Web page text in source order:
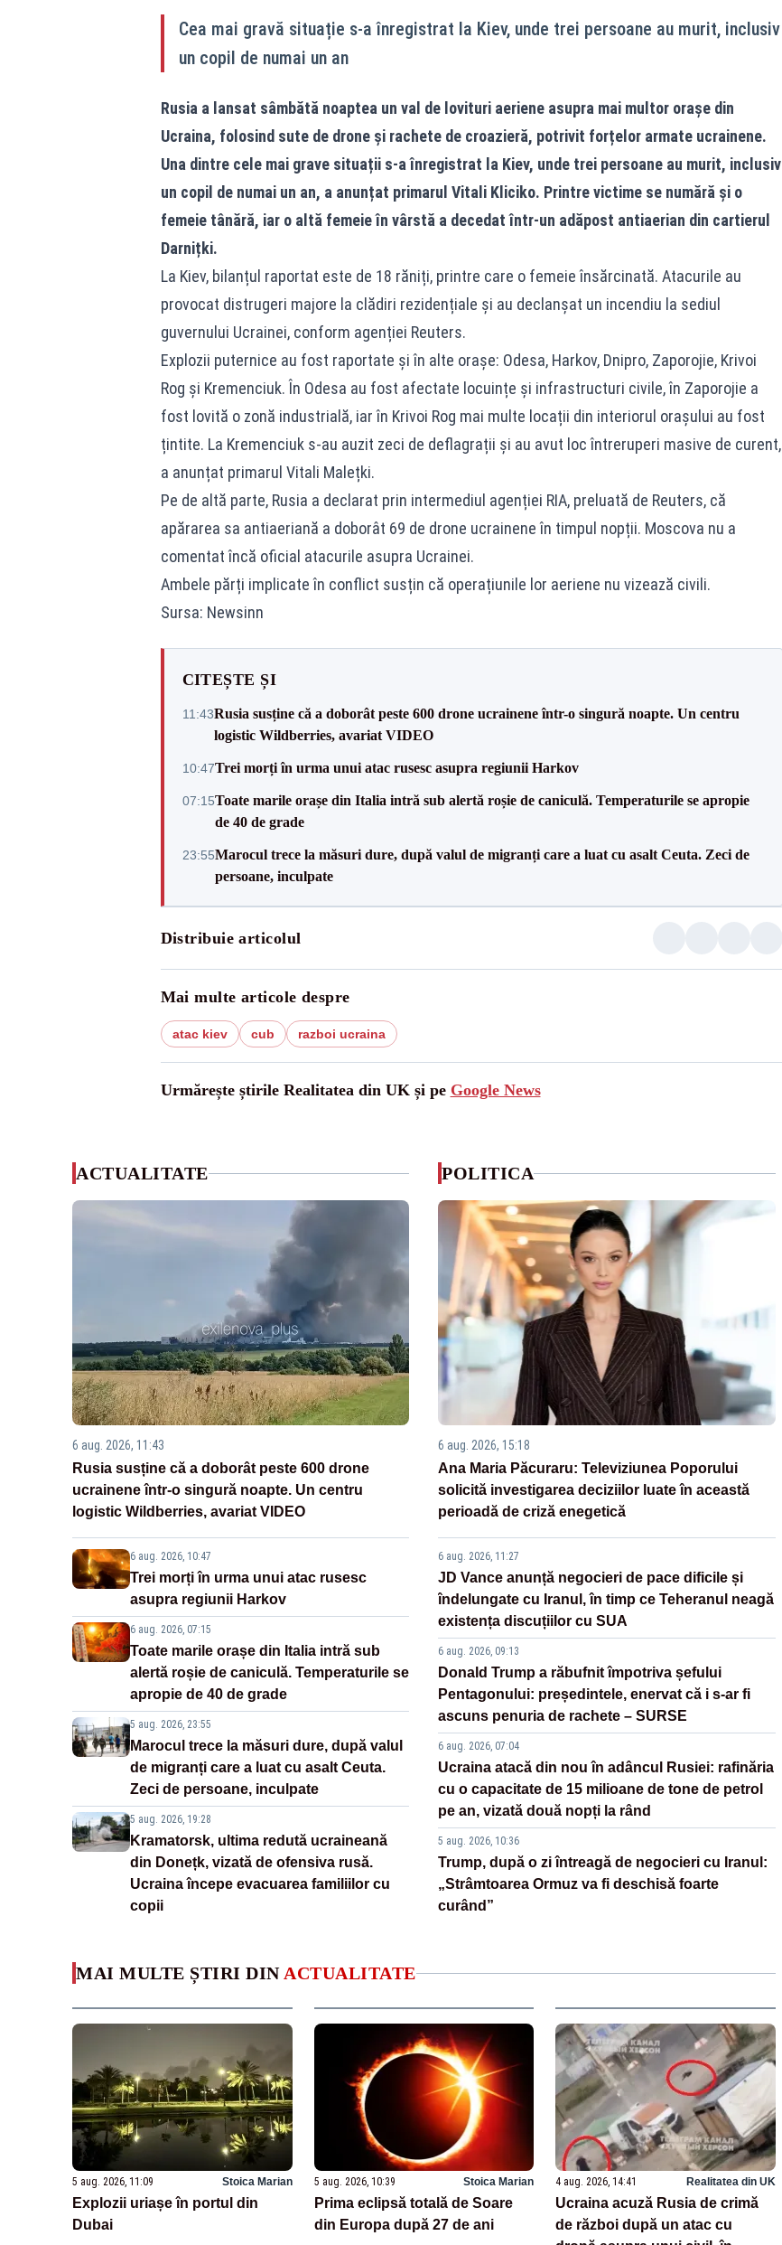
Cea mai gravă situație s-a înregistrat la Kiev, unde trei persoane au murit, inclusiv
un copil de numai un an
Rusia a lansat sâmbătă noaptea un val de lovituri aeriene asupra mai multor orașe din
Ucraina, folosind sute de drone și rachete de croazieră, potrivit forțelor armate ucrainene.
Una dintre cele mai grave situații s-a înregistrat la Kiev, unde trei persoane au murit, inclusiv
un copil de numai un an, a anunțat primarul Vitali Kliciko. Printre victime se numără și o
femeie tânără, iar o altă femeie în vârstă a decedat într-un adăpost antiaerian din cartierul
Darnițki.
La Kiev, bilanțul raportat este de 18 răniți, printre care o femeie însărcinată. Atacurile au
provocat distrugeri majore la clădiri rezidențiale și au declanșat un incendiu la sediul
guvernului Ucrainei, conform agenției Reuters.
Explozii puternice au fost raportate și în alte orașe: Odesa, Harkov, Dnipro, Zaporojie, Krivoi
Rog și Kremenciuk. În Odesa au fost afectate locuințe și infrastructuri civile, în Zaporojie a
fost lovită o zonă industrială, iar în Krivoi Rog mai multe locații din interiorul orașului au fost
țintite. La Kremenciuk s-au auzit zeci de deflagrații și au avut loc întreruperi masive de curent,
a anunțat primarul Vitali Malețki.
Pe de altă parte, Rusia a declarat prin intermediul agenției RIA, preluată de Reuters, că
apărarea sa antiaeriană a doborât 69 de drone ucrainene în timpul nopții. Moscova nu a
comentat încă oficial atacurile asupra Ucrainei.
Ambele părți implicate în conflict susțin că operațiunile lor aeriene nu vizează civili.
Sursa: Newsinn
CITEȘTE ȘI
11:43Rusia susține că a doborât peste 600 drone ucrainene într-o singură noapte. Un centru
logistic Wildberries, avariat VIDEO
10:47Trei morți în urma unui atac rusesc asupra regiunii Harkov
07:15Toate marile orașe din Italia intră sub alertă roșie de caniculă. Temperaturile se apropie
de 40 de grade
23:55Marocul trece la măsuri dure, după valul de migranți care a luat cu asalt Ceuta. Zeci de
persoane, inculpate
Distribuie articolul
Mai multe articole despre
atac kiev cub razboi ucraina
Urmărește știrile Realitatea din UK și pe Google News
ACTUALITATE
6 aug. 2026, 11:43
Rusia susține că a doborât peste 600 drone
ucrainene într-o singură noapte. Un centru
logistic Wildberries, avariat VIDEO
6 aug. 2026, 10:47
Trei morți în urma unui atac rusesc
asupra regiunii Harkov
6 aug. 2026, 07:15
Toate marile orașe din Italia intră sub
alertă roșie de caniculă. Temperaturile se
apropie de 40 de grade
5 aug. 2026, 23:55
Marocul trece la măsuri dure, după valul
de migranți care a luat cu asalt Ceuta.
Zeci de persoane, inculpate
5 aug. 2026, 19:28
Kramatorsk, ultima redută ucraineană
din Donețk, vizată de ofensiva rusă.
Ucraina începe evacuarea familiilor cu
copii
POLITICA
6 aug. 2026, 15:18
Ana Maria Păcuraru: Televiziunea Poporului
solicită investigarea deciziilor luate în această
perioadă de criză enegetică
6 aug. 2026, 11:27
JD Vance anunță negocieri de pace dificile și
îndelungate cu Iranul, în timp ce Teheranul neagă
existența discuțiilor cu SUA
6 aug. 2026, 09:13
Donald Trump a răbufnit împotriva șefului
Pentagonului: președintele, enervat că i s-ar fi
ascuns penuria de rachete – SURSE
6 aug. 2026, 07:04
Ucraina atacă din nou în adâncul Rusiei: rafinăria
cu o capacitate de 15 milioane de tone de petrol
pe an, vizată două nopți la rând
5 aug. 2026, 10:36
Trump, după o zi întreagă de negocieri cu Iranul:
„Strâmtoarea Ormuz va fi deschisă foarte
curând”
MAI MULTE ȘTIRI DIN ACTUALITATE
5 aug. 2026, 11:09 Stoica Marian
Explozii uriașe în portul din
Dubai
5 aug. 2026, 10:39 Stoica Marian
Prima eclipsă totală de Soare
din Europa după 27 de ani
4 aug. 2026, 14:41 Realitatea din UK
Ucraina acuză Rusia de crimă
de război după un atac cu